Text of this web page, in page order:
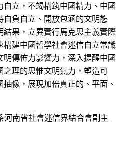
自立，不竭構筑中國精力、中國
自負自立、開放包涵的文明態
結果，立異實行馬克思主義實際
構建中國哲學社會迷信自立常識
明傳佈力影響力，深入提醒中國
之理的思惟文明氣力，塑造可
像，展現加倍真正的、平面、
河南省社會迷信界結合會副主